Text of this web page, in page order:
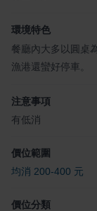
環境特色
餐廳內大多以圓桌
漁港還蠻好停車。
注意事項
有低消
價位範圍
均消 200-400 元
價位分類